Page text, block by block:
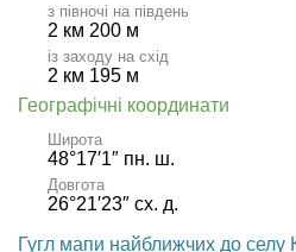
з півночі на південь
2 км 200 м
із заходу на схід
2 км 195 м
Географічні координати
Широта
48°17′1″ пн. ш.
Довгота
26°21′23″ сх. д.
Гугл мапи найближчих до селу